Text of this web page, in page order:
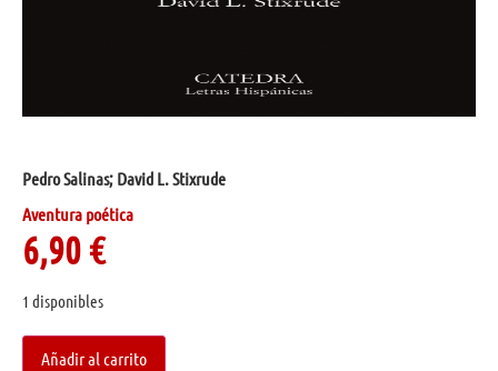
Pedro Salinas; David L. Stixrude
Aventura poética
6,90€
1 disponibles
Añadir al carrito